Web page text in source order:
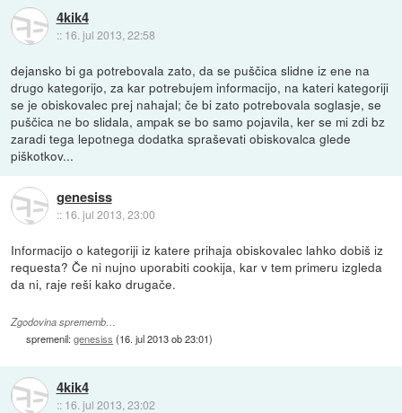
4kik4
:: 16. jul 2013, 22:58
dejansko bi ga potrebovala zato, da se puščica slidne iz ene na
drugo kategorijo, za kar potrebujem informacijo, na kateri kategoriji
se je obiskovalec prej nahajal; če bi zato potrebovala soglasje, se
puščica ne bo slidala, ampak se bo samo pojavila, ker se mi zdi bz
zaradi tega lepotnega dodatka spraševati obiskovalca glede
piškotkov...
genesiss
:: 16. jul 2013, 23:00
Informacijo o kategoriji iz katere prihaja obiskovalec lahko dobiš iz
requesta? Če ni nujno uporabiti cookija, kar v tem primeru izgleda
da ni, raje reši kako drugače.
Zgodovina sprememb…
spremenil:genesiss (16. jul 2013 ob 23:01)
4kik4
:: 16. jul 2013, 23:02